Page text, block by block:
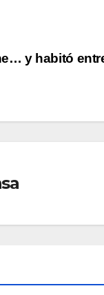
y habitó